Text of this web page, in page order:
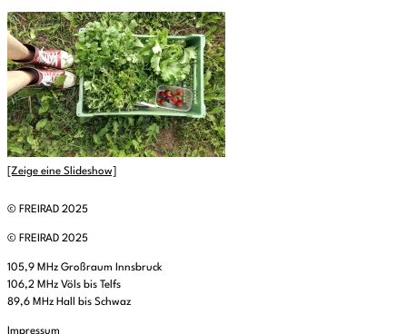
[Zeige eine Slideshow]
© FREIRAD 2025
© FREIRAD 2025
105,9 MHz Großraum Innsbruck
106,2 MHz Völs bis Telfs
89,6 MHz Hall bis Schwaz
Impressum